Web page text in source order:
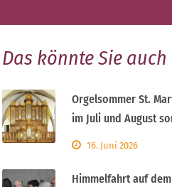
Das könnte Sie
Orgelsommer St.
im Juli und August
16. Juni 2026
Himmelfahrt auf